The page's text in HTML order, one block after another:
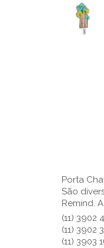
Porta
São
Remind.
(11) 3902
(11) 3902
(11) 3903